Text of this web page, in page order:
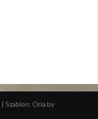
| Szablon: Oria by